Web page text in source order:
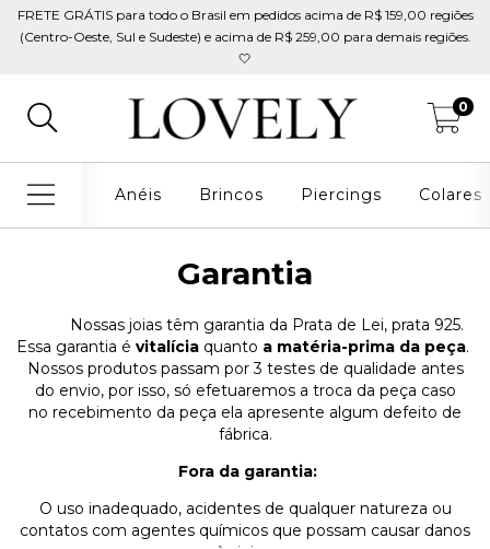
FRETE GRÁTIS para todo o Brasil em pedidos acima de R$ 159,00 regiões
(Centro-Oeste, Sul e Sudeste) e acima de R$ 259,00 para demais regiões.
🤍
0
Anéis Brincos Piercings Colares
Garantia
Nossas joias têm garantia da Prata de Lei, prata 925.
Essa garantia é vitalícia quanto a matéria-prima da peça.
Nossos produtos passam por 3 testes de qualidade antes
do envio, por isso, só efetuaremos a troca da peça caso
no recebimento da peça ela apresente algum defeito de
fábrica.
Fora da garantia:
O uso inadequado, acidentes de qualquer natureza ou
contatos com agentes químicos que possam causar danos